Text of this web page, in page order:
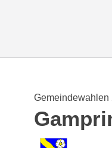
Gemeindewahlen